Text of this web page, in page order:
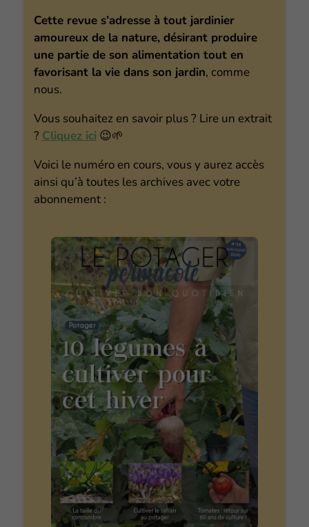
Cette revue s’adresse à tout jardinier
amoureux de la nature, désirant produire
une partie de son alimentation tout en
favorisant la vie dans son jardin, comme
nous.
Vous souhaitez en savoir plus ? Lire un extrait
? Cliquez ici 😉🌱
Voici le numéro en cours, vous y aurez accès
ainsi qu’à toutes les archives avec votre
abonnement :